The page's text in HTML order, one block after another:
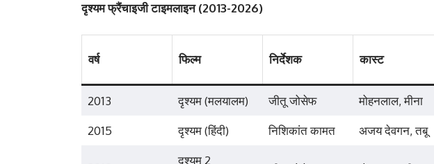
दृश्यम फ्रैंचाइजी टाइमलाइन (2013-2026)
वर्ष फिल्म निर्देशक कास्ट
2013 दृश्यम (मलयालम) जीतू जोसेफ मोहनलाल, मीना
2015 दृश्यम (हिंदी) निशिकांत कामत अजय देवगन, तबू
दृश्यम 2